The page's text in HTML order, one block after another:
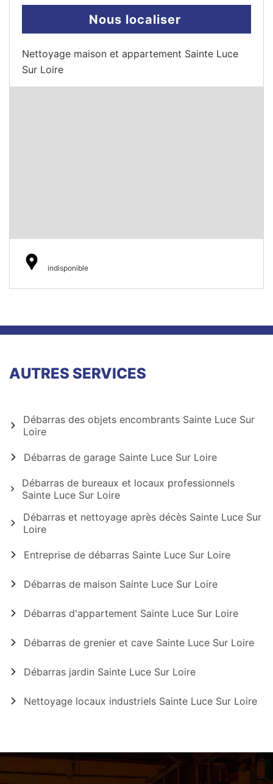
Nous localiser
Nettoyage maison et appartement Sainte Luce
Sur Loire
indisponible
AUTRES SERVICES
Débarras des objets encombrants Sainte Luce Sur
Loire
Débarras de garage Sainte Luce Sur Loire
Débarras de bureaux et locaux professionnels
Sainte Luce Sur Loire
Débarras et nettoyage après décès Sainte Luce Sur
Loire
Entreprise de débarras Sainte Luce Sur Loire
Débarras de maison Sainte Luce Sur Loire
Débarras d'appartement Sainte Luce Sur Loire
Débarras de grenier et cave Sainte Luce Sur Loire
Débarras jardin Sainte Luce Sur Loire
Nettoyage locaux industriels Sainte Luce Sur Loire